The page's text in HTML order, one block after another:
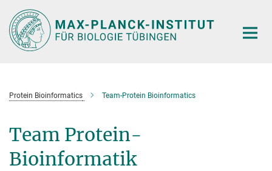
Hauptinhalt
Protein Bioinformatics Team-Protein Bioinformatics
Team Protein-
Bioinformatik